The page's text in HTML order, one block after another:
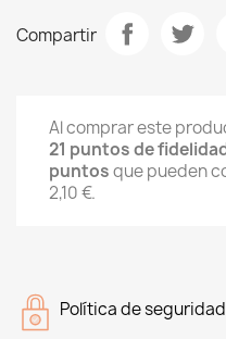
Compartir
Al comprar este
21 puntos de
puntosque pueden
2,10 €.
Política de seguridad